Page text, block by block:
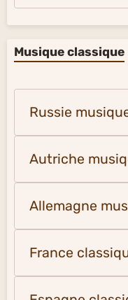
Musique classique
Russie
Autriche
Allemagne
France